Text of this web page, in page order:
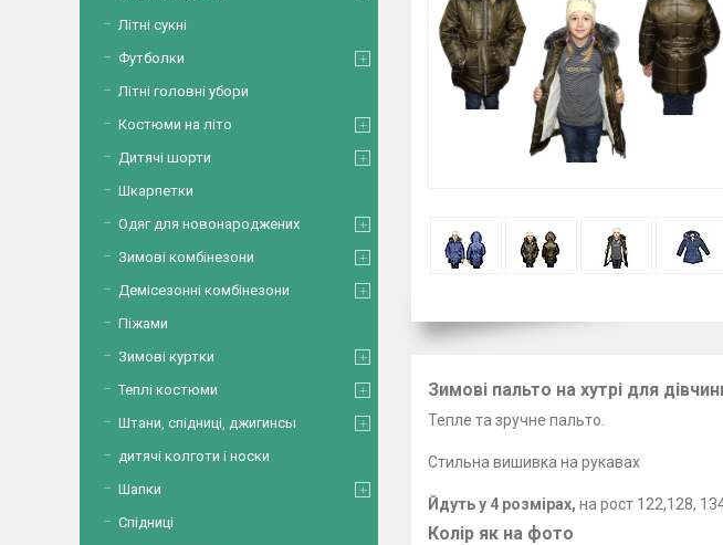
Зимові пальто на хутрі для
Тепле та зручне
Капюшон
Стильна вишивка на
Сучасний
Йдуть у 4 розмірах, на рост 122,128,
Колір як на фото
Літні сукні
Футболки
Літні головні убори
Костюми на літо
Дитячі шорти
Шкарпетки
Одяг для новонароджених
Зимові комбінезони
Демісезонні комбінезони
Піжами
Зимові куртки
Теплі костюми
Штани, спідниці, джигинсы
дитячі колготи і носки
Шапки
Спідниці